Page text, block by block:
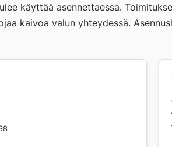
käyttää asennettaessa.
kaivoa valun yhteydessä.